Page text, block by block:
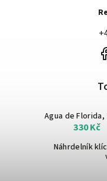
Agua de Florida,
330 Kč
Náhrdelník